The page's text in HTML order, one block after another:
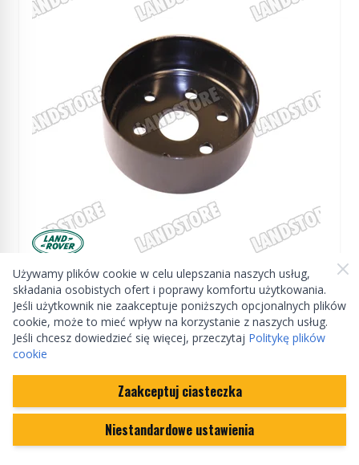
Używamy plików cookie w celu ulepszania naszych usług,
składania osobistych ofert i poprawy komfortu użytkowania.
Jeśli użytkownik nie zaakceptuje poniższych opcjonalnych plików
cookie, może to mieć wpływ na korzystanie z naszych usług.
Jeśli chcesz dowiedzieć się więcej, przeczytaj Politykę plików
cookie
Zaakceptuj ciasteczka
Niestandardowe ustawienia
Manufactured by Land rover
Koło pasowe pompy wody 2,7 V6 / 3,0 V6
diesel Discovery 3 / Discovery 4 / RR Sport / RR
Sport od 2010 / RR Sport od 2014 / RR L405
1311327GEN
Ilość
(cena może ulec zmianie)